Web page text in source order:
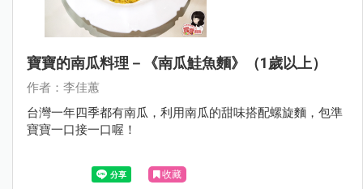
寶寶的南瓜料理－《南瓜鮭魚麵》（1歲以上）
作者：李佳蕙
台灣一年四季都有南瓜，利用南瓜的甜味搭配螺旋麵，包準
寶寶一口接一口喔！
收藏